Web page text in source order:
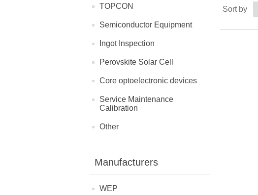
TOPCON
Semiconductor Equipment
Ingot Inspection
Perovskite Solar Cell
Core optoelectronic devices
Service Maintenance
Calibration
Other
Manufacturers
WEP
Sort by